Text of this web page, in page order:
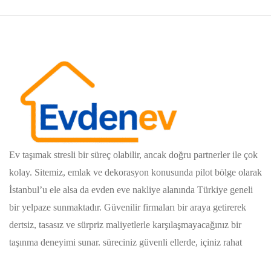
Ev taşımak stresli bir süreç olabilir, ancak doğru partnerler ile çok
kolay. Sitemiz, emlak ve dekorasyon konusunda pilot bölge olarak
İstanbul’u ele alsa da evden eve nakliye alanında Türkiye geneli
bir yelpaze sunmaktadır. Güvenilir firmaları bir araya getirerek
dertsiz, tasasız ve sürpriz maliyetlerle karşılaşmayacağınız bir
taşınma deneyimi sunar. süreciniz güvenli ellerde, içiniz rahat